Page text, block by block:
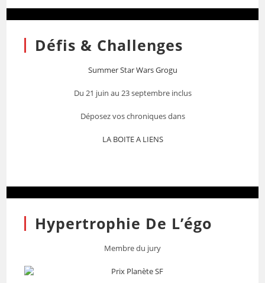
Défis & Challenges
Summer Star Wars Grogu
Du 21 juin au 23 septembre inclus
Déposez vos chroniques dans
LA BOITE A LIENS
Hypertrophie De L’égo
Membre du jury